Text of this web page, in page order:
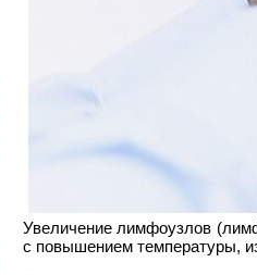
Увеличение лимфоузлов
с повышением температуры,